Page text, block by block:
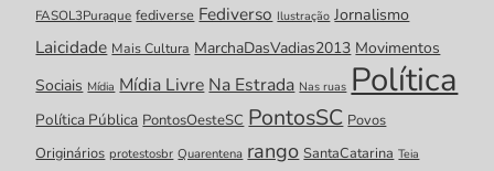
FASOL3Puraque fediverse Fediverso Ilustração Jornalismo
Laicidade Mais Cultura MarchaDasVadias2013 Movimentos
Sociais Mídia Mídia LivreNa Estrada Nas ruas Política
Política Pública PontosOesteSC PontosSC Povos
Originários protestosbr Quarentena rango SantaCatarina Teia